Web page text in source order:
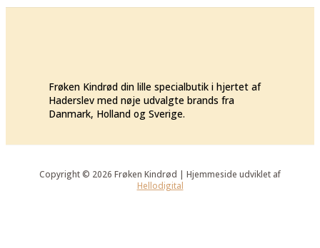
Frøken Kindrød din lille specialbutik i hjertet af
Haderslev med nøje udvalgte brands fra
Danmark, Holland og Sverige.
Copyright © 2026 Frøken Kindrød | Hjemmeside udviklet af
Hellodigital